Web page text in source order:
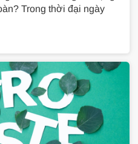
Trong thời đại ngày